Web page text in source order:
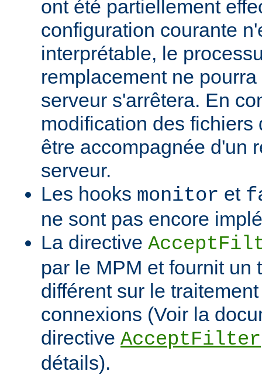
ont été partiellement
configuration courante
interprétable, le
remplacement ne
serveur s'arrêtera. En
modification des fichiers
être accompagnée d'un
serveur.
Les hooks monitor et
ne sont pas encore
La directive
par le MPM et fournit un
différent sur le
connexions (Voir la
directive AcceptFilter
détails).